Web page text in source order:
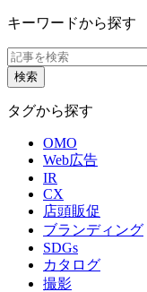
キーワードから探す
タグから探す
OMO
Web広告
IR
CX
店頭販促
ブランディング
SDGs
カタログ
撮影